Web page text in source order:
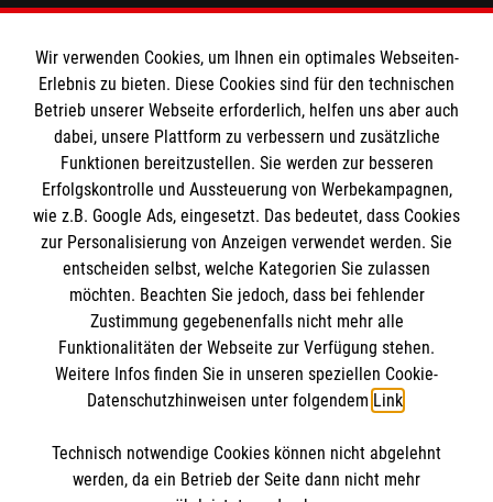
Impressum
Datenschutz
Barrierefreiheit
Kontakt
Presse
MPG Ansprechpartner
Den Beauftragten für Medizinproduktesicherheit
im Malteser Rettungsdienst und den
Einsatzdiensten der Malteser können Sie unter
gmb_mpg@malteser.orgkontaktieren.
Die Malteser
Malteser in Deutschland
Malteserorden
Malteser International
Sharepoint
Spendenkonto
Bank: Pax-Bank
So finden Sie uns
Wir verwenden Cookies, um Ihnen ein optimales Webseiten-
Erlebnis zu bieten. Diese Cookies sind für den technischen
Betrieb unserer Webseite erforderlich, helfen uns aber auch
dabei, unsere Plattform zu verbessern und zusätzliche
Funktionen bereitzustellen. Sie werden zur besseren
Erfolgskontrolle und Aussteuerung von Werbekampagnen,
wie z.B. Google Ads, eingesetzt. Das bedeutet, dass Cookies
zur Personalisierung von Anzeigen verwendet werden. Sie
entscheiden selbst, welche Kategorien Sie zulassen
möchten. Beachten Sie jedoch, dass bei fehlender
Zustimmung gegebenenfalls nicht mehr alle
Funktionalitäten der Webseite zur Verfügung stehen.
Weitere Infos finden Sie in unseren speziellen Cookie-
Datenschutzhinweisen unter folgendem Link.
Technisch notwendige Cookies können nicht abgelehnt
werden, da ein Betrieb der Seite dann nicht mehr